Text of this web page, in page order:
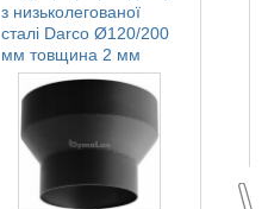
з низьколегованої
сталі Darco Ø120/200
мм товщина 2 мм